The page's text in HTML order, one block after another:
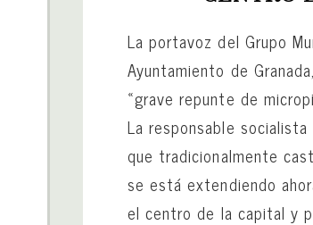
La portavoz del Grupo
Ayuntamiento de
«grave repunte de
La responsable
que tradicionalmente
se está extendiendo
el centro de la capital y